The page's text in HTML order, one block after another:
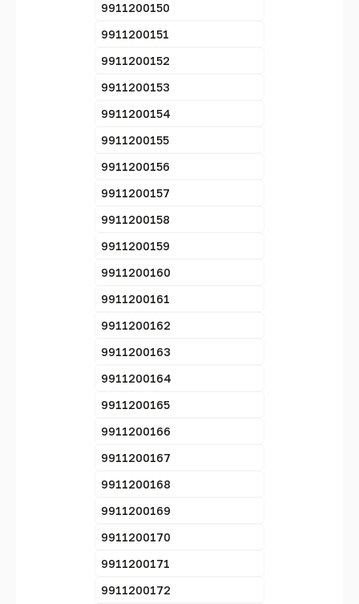
9911200150
9911200151
9911200152
9911200153
9911200154
9911200155
9911200156
9911200157
9911200158
9911200159
9911200160
9911200161
9911200162
9911200163
9911200164
9911200165
9911200166
9911200167
9911200168
9911200169
9911200170
9911200171
9911200172